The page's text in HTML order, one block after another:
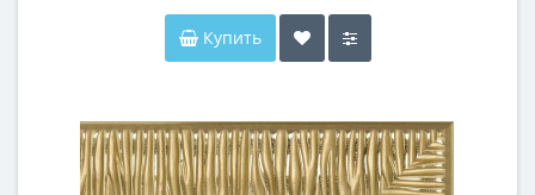
Купить